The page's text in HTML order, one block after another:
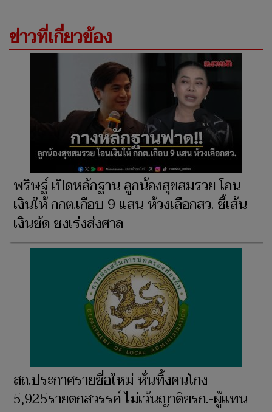
ข่าวที่เกี่ยวข้อง
พริษฐ์ เปิดหลักฐาน ลูกน้องสุขสมรวย โอน
เงินให้ กกต.เกือบ 9 แสน ห้วงเลือกสว. ชี้เส้น
เงินชัด ชงเร่งส่งศาล
สถ.ประกาศรายชื่อใหม่ หั่นทิ้งคนโกง
5,925รายตกสวรรค์ ไม่เว้นญาติขรก.-ผู้แทน